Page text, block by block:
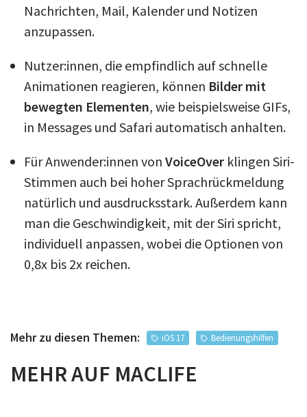
Nachrichten, Mail, Kalender und Notizen
anzupassen.
Nutzer:innen, die empfindlich auf schnelle
Animationen reagieren, können Bilder mit
bewegten Elementen, wie beispielsweise GIFs,
in Messages und Safari automatisch anhalten.
Für Anwender:innen von VoiceOver klingen Siri-
Stimmen auch bei hoher Sprachrückmeldung
natürlich und ausdrucksstark. Außerdem kann
man die Geschwindigkeit, mit der Siri spricht,
individuell anpassen, wobei die Optionen von
0,8x bis 2x reichen.
Mehr zu diesen Themen: iOS 17 Bedienungshilfen
MEHR AUF MACLIFE